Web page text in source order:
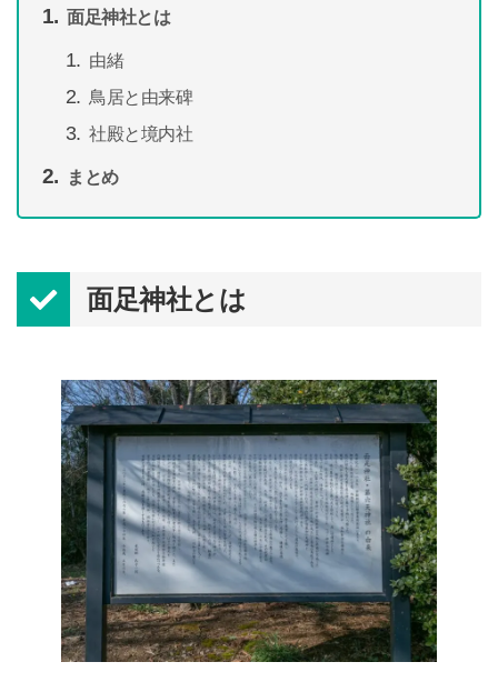
面足神社とは
由緒
鳥居と由来碑
社殿と境内社
まとめ
面足神社とは